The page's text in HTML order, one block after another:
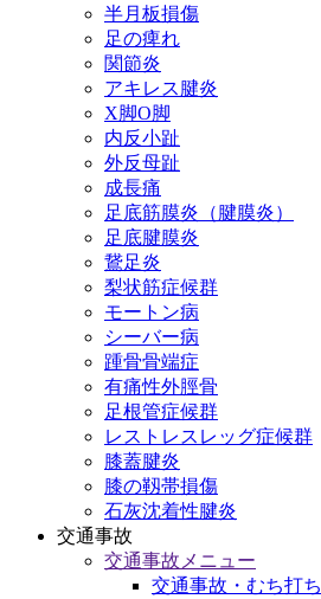
半月板損傷
足の痺れ
関節炎
アキレス腱炎
X脚O脚
内反小趾
外反母趾
成長痛
足底筋膜炎（腱膜炎）
足底腱膜炎
鵞足炎
梨状筋症候群
モートン病
シーバー病
踵骨骨端症
有痛性外脛骨
足根管症候群
レストレスレッグ症候群
膝蓋腱炎
膝の靱帯損傷
石灰沈着性腱炎
交通事故
交通事故メニュー
交通事故・むち打ち